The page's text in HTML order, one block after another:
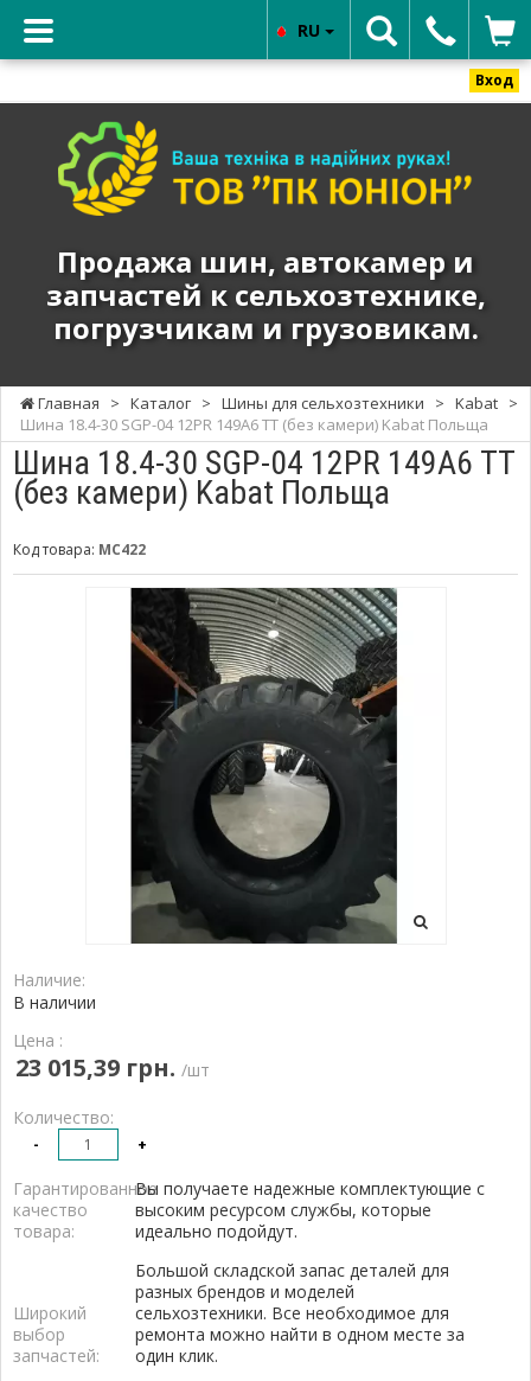
Вход
ЮНИОН"
автокамер
запчастей
к
сельхозтехнике,
погрузчикам
грузовикам.
Продажа шин, автокамер и
запчастей к сельхозтехнике,
погрузчикам и грузовикам.
RU
Главная > Каталог > Шины для сельхозтехники > Kabat >
Шина 18.4-30 SGP-04 12PR 149А6 TT (без камери) Kabat Польща
Шина 18.4-30 SGP-04 12PR 149А6 TT
(без камери) Kabat Польща
Код товара: MC422
Наличие:
В наличии
Цена :
23 015,39 грн. /шт
Количество:
- +
Гарантированное
качество
товара:
Вы получаете надежные комплектующие с
высоким ресурсом службы, которые
идеально подойдут.
Широкий
выбор
запчастей:
Большой складской запас деталей для
разных брендов и моделей
сельхозтехники. Все необходимое для
ремонта можно найти в одном месте за
один клик.